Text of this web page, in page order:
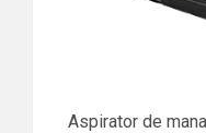
Aspirator de